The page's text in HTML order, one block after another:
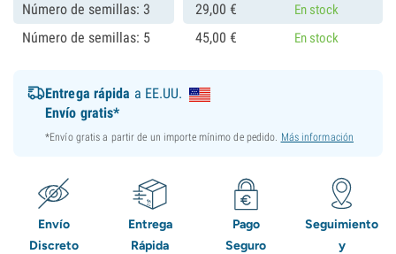
Número de semillas: 3 29,00 € En stock
Número de semillas: 5 45,00 € En stock
Entrega rápida a EE.UU.
Envío gratis*
*Envío gratis a partir de un importe mínimo de pedido. Más información
Envío
Discreto
Entrega
Rápida
Pago
Seguro
Seguimiento
y